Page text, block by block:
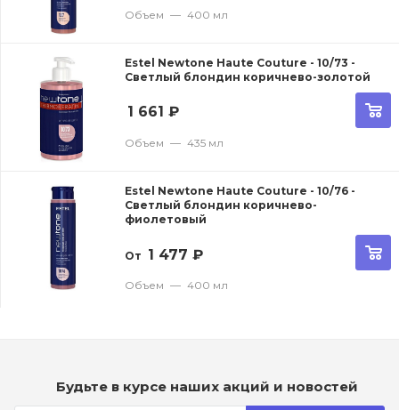
Объем — 400 мл
Estel Newtone Haute Couture - 10/73 -
Светлый блондин коричнево-золотой
1 661 ₽
Объем — 435 мл
Estel Newtone Haute Couture - 10/76 -
Светлый блондин коричнево-
фиолетовый
От 1 477 ₽
Объем — 400 мл
Будьте в курсе наших акций и новостей